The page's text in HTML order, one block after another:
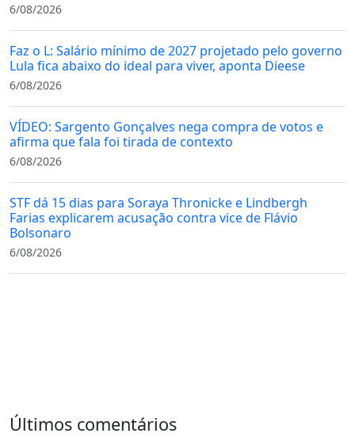
6/08/2026
Faz o L: Salário mínimo de 2027 projetado pelo governo
Lula fica abaixo do ideal para viver, aponta Dieese
6/08/2026
VÍDEO: Sargento Gonçalves nega compra de votos e
afirma que fala foi tirada de contexto
6/08/2026
STF dá 15 dias para Soraya Thronicke e Lindbergh
Farias explicarem acusação contra vice de Flávio
Bolsonaro
6/08/2026
Últimos comentários